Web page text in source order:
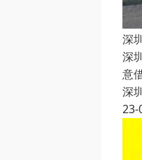
深
深
意
深
23-